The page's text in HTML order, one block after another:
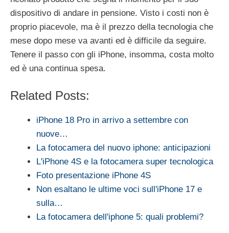
dispositivo di andare in pensione. Visto i costi non è
proprio piacevole, ma è il prezzo della tecnologia che
mese dopo mese va avanti ed è difficile da seguire.
Tenere il passo con gli iPhone, insomma, costa molto
ed è una continua spesa.
Related Posts:
iPhone 18 Pro in arrivo a settembre con
nuove…
La fotocamera del nuovo iphone: anticipazioni
L'iPhone 4S e la fotocamera super tecnologica
Foto presentazione iPhone 4S
Non esaltano le ultime voci sull'iPhone 17 e
sulla…
La fotocamera dell'iphone 5: quali problemi?